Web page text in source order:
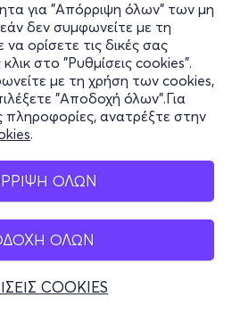
για "Απόρριψη όλων" των μη
δεν συμφωνείτε με τη
ορίσετε τις δικές σας
στο "Ρυθμίσεις cookies".
με τη χρήση των cookies,
"Αποδοχή όλων".Για
πληροφορίες, ανατρέξτε στην
.
ΟΛΩΝ
ΟΛΩΝ
COOKIES